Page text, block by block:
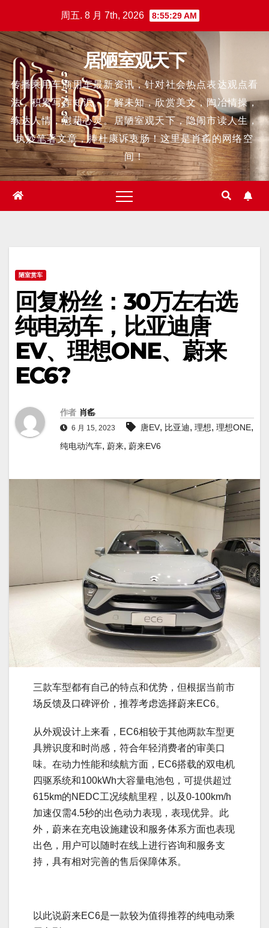
内
容
周五. 8 月 7th, 2026 8:55:30 AM
居陋室观天下
传播乘用车商用车最新资讯，针对社会热点表达观点看
法，积累写作知识。了解未知，欣赏美文，陶冶情操，
练达人情，慰藉心灵。居陋室观天下，隐闹市读人生，
执妙笔著文章，捧杜康诉衷肠！这里是肖䍃的网络空
间！
陋室赏车
回复粉丝：30万左右选
纯电动车，比亚迪唐
EV、理想ONE、蔚来
EC6?
作者 肖䍃
6 月 15, 2023 唐EV, 比亚迪, 理想, 理想ONE,
纯电动汽车, 蔚来, 蔚来EV6
三款车型都有自己的特点和优势，但根据当前市
场反馈及口碑评价，推荐考虑选择蔚来EC6。
从外观设计上来看，EC6相较于其他两款车型更
具辨识度和时尚感，符合年轻消费者的审美口
味。在动力性能和续航方面，EC6搭载的双电机
四驱系统和100kWh大容量电池包，可提供超过
615km的NEDC工况续航里程，以及0-100km/h
加速仅需4.5秒的出色动力表现，表现优异。此
外，蔚来在充电设施建设和服务体系方面也表现
出色，用户可以随时在线上进行咨询和服务支
持，具有相对完善的售后保障体系。
以此说蔚来EC6是一款较为值得推荐的纯电动乘